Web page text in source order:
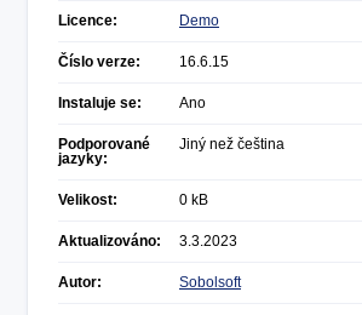
Licence: Demo
Číslo verze: 16.6.15
Instaluje se: Ano
Podporované
jazyky:
Jiný než čeština
Velikost: 0 kB
Aktualizováno: 3.3.2023
Autor: Sobolsoft